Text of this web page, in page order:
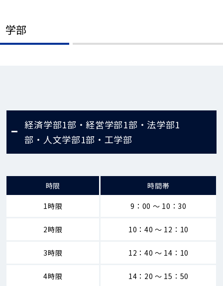
学部
経済学部1部・経営学部1部・法学部1
部・人文学部1部・工学部
時限 時間帯
1時限 9：00 ～ 10：30
2時限 10：40 ～ 12：10
3時限 12：40 ～ 14：10
4時限 14：20 ～ 15：50